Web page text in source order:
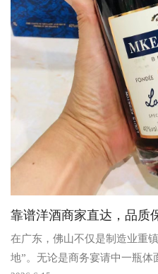
靠谱洋酒商家直达，品质
在广东，佛山不仅是制造业重
地”。无论是商务宴请中一瓶